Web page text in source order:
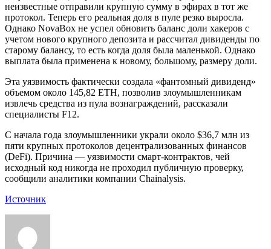
неизвестные отправили крупную сумму в эфирах в тот же
протокол. Теперь его реальная доля в пуле резко выросла.
Однако NovaBox не успел обновить баланс доли хакеров с
учетом нового крупного депозита и рассчитал дивиденды по
старому балансу, то есть когда доля была маленькой. Однако
выплата была применена к новому, большому, размеру доли.
Эта уязвимость фактически создала «фантомный дивиденд»
объемом около 145,82 ETH, позволив злоумышленникам
извлечь средства из пула вознаграждений, рассказали
специалисты F12.
С начала года злоумышленники украли около $36,7 млн из
пяти крупных протоколов децентрализованных финансов
(DeFi). Причина — уязвимости смарт-контрактов, чей
исходный код никогда не проходил публичную проверку,
сообщили аналитики компании Chainalysis.
Источник